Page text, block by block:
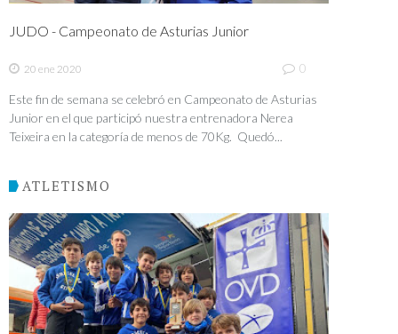
JUDO - Campeonato de Asturias Junior
20 ene 2020 0
Este fin de semana se celebró en Campeonato de Asturias
Junior en el que participó nuestra entrenadora Nerea
Teixeira en la categoría de menos de 70Kg. Quedó...
ATLETISMO